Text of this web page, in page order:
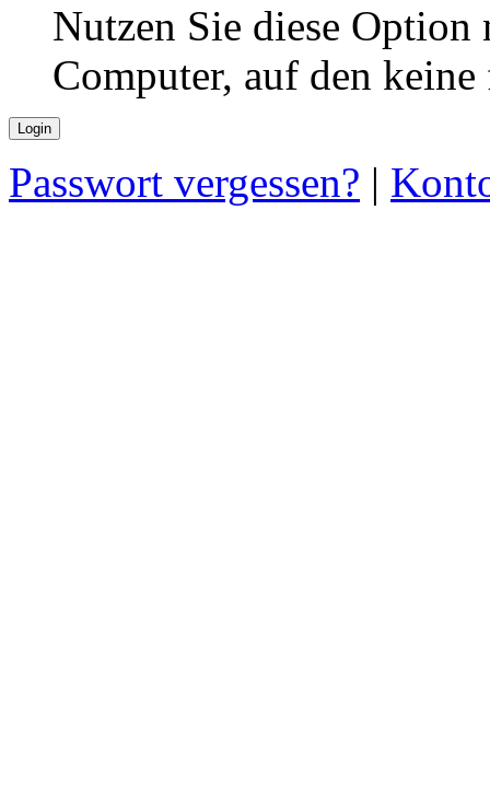
Nutzen Sie diese
Computer, auf den
Passwort vergessen? |